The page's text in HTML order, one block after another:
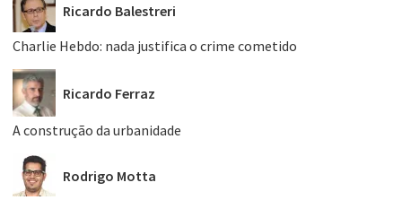
Ricardo Balestreri
Charlie Hebdo: nada justifica o crime cometido
Ricardo Ferraz
A construção da urbanidade
Rodrigo Motta